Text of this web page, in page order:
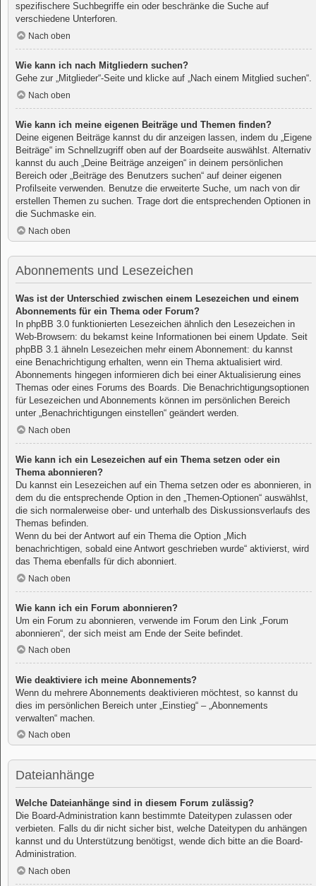
spezifischere Suchbegriffe ein oder beschränke die Suche auf
verschiedene Unterforen.
Nach oben
Wie kann ich nach Mitgliedern suchen?
Gehe zur „Mitglieder“-Seite und klicke auf „Nach einem Mitglied suchen“.
Nach oben
Wie kann ich meine eigenen Beiträge und Themen finden?
Deine eigenen Beiträge kannst du dir anzeigen lassen, indem du „Eigene
Beiträge“ im Schnellzugriff oben auf der Boardseite auswählst. Alternativ
kannst du auch „Deine Beiträge anzeigen“ in deinem persönlichen
Bereich oder „Beiträge des Benutzers suchen“ auf deiner eigenen
Profilseite verwenden. Benutze die erweiterte Suche, um nach von dir
erstellen Themen zu suchen. Trage dort die entsprechenden Optionen in
die Suchmaske ein.
Nach oben
Abonnements und Lesezeichen
Was ist der Unterschied zwischen einem Lesezeichen und einem
Abonnements für ein Thema oder Forum?
In phpBB 3.0 funktionierten Lesezeichen ähnlich den Lesezeichen in
Web-Browsern: du bekamst keine Informationen bei einem Update. Seit
phpBB 3.1 ähneln Lesezeichen mehr einem Abonnement: du kannst
eine Benachrichtigung erhalten, wenn ein Thema aktualisiert wird.
Abonnements hingegen informieren dich bei einer Aktualisierung eines
Themas oder eines Forums des Boards. Die Benachrichtigungsoptionen
für Lesezeichen und Abonnements können im persönlichen Bereich
unter „Benachrichtigungen einstellen“ geändert werden.
Nach oben
Wie kann ich ein Lesezeichen auf ein Thema setzen oder ein
Thema abonnieren?
Du kannst ein Lesezeichen auf ein Thema setzen oder es abonnieren, in
dem du die entsprechende Option in den „Themen-Optionen“ auswählst,
die sich normalerweise ober- und unterhalb des Diskussionsverlaufs des
Themas befinden.
Wenn du bei der Antwort auf ein Thema die Option „Mich
benachrichtigen, sobald eine Antwort geschrieben wurde“ aktivierst, wird
das Thema ebenfalls für dich abonniert.
Nach oben
Wie kann ich ein Forum abonnieren?
Um ein Forum zu abonnieren, verwende im Forum den Link „Forum
abonnieren“, der sich meist am Ende der Seite befindet.
Nach oben
Wie deaktiviere ich meine Abonnements?
Wenn du mehrere Abonnements deaktivieren möchtest, so kannst du
dies im persönlichen Bereich unter „Einstieg“ – „Abonnements
verwalten“ machen.
Nach oben
Dateianhänge
Welche Dateianhänge sind in diesem Forum zulässig?
Die Board-Administration kann bestimmte Dateitypen zulassen oder
verbieten. Falls du dir nicht sicher bist, welche Dateitypen du anhängen
kannst und du Unterstützung benötigst, wende dich bitte an die Board-
Administration.
Nach oben